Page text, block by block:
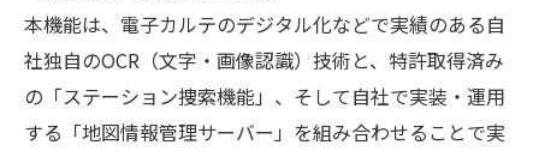
本機能は、電子カルテのデジタル化などで実績のある自
社独自のOCR（文字・画像認識）技術と、特許取得済み
の「ステーション捜索機能」、そして自社で実装・運用
する「地図情報管理サーバー」を組み合わせることで実